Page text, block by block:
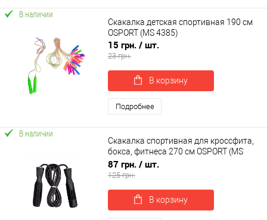
В наличии
Скакалка детская спортивная 190 см
OSPORT (MS 4385)
15 грн. / шт.
23 грн.
В корзину
Подробнее
В наличии
Скакалка спортивная для кроссфита,
бокса, фитнеса 270 см OSPORT (MS
0190)
87 грн. / шт.
125 грн.
В корзину